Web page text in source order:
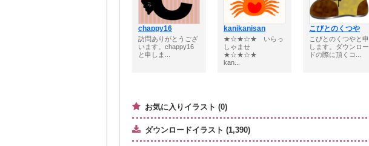
chappy16
訪問ありがとうござ
います。chappy16
と申しま...
kanikanisan
★☆★☆★ いらっ
しゃませ
★☆★☆★
kan...
こびとのくつや
こびとのくつやと申
します。ダウンロー
ドの際に頂くコ...
お気に入りイラスト (0)
ダウンロードイラスト (1,390)